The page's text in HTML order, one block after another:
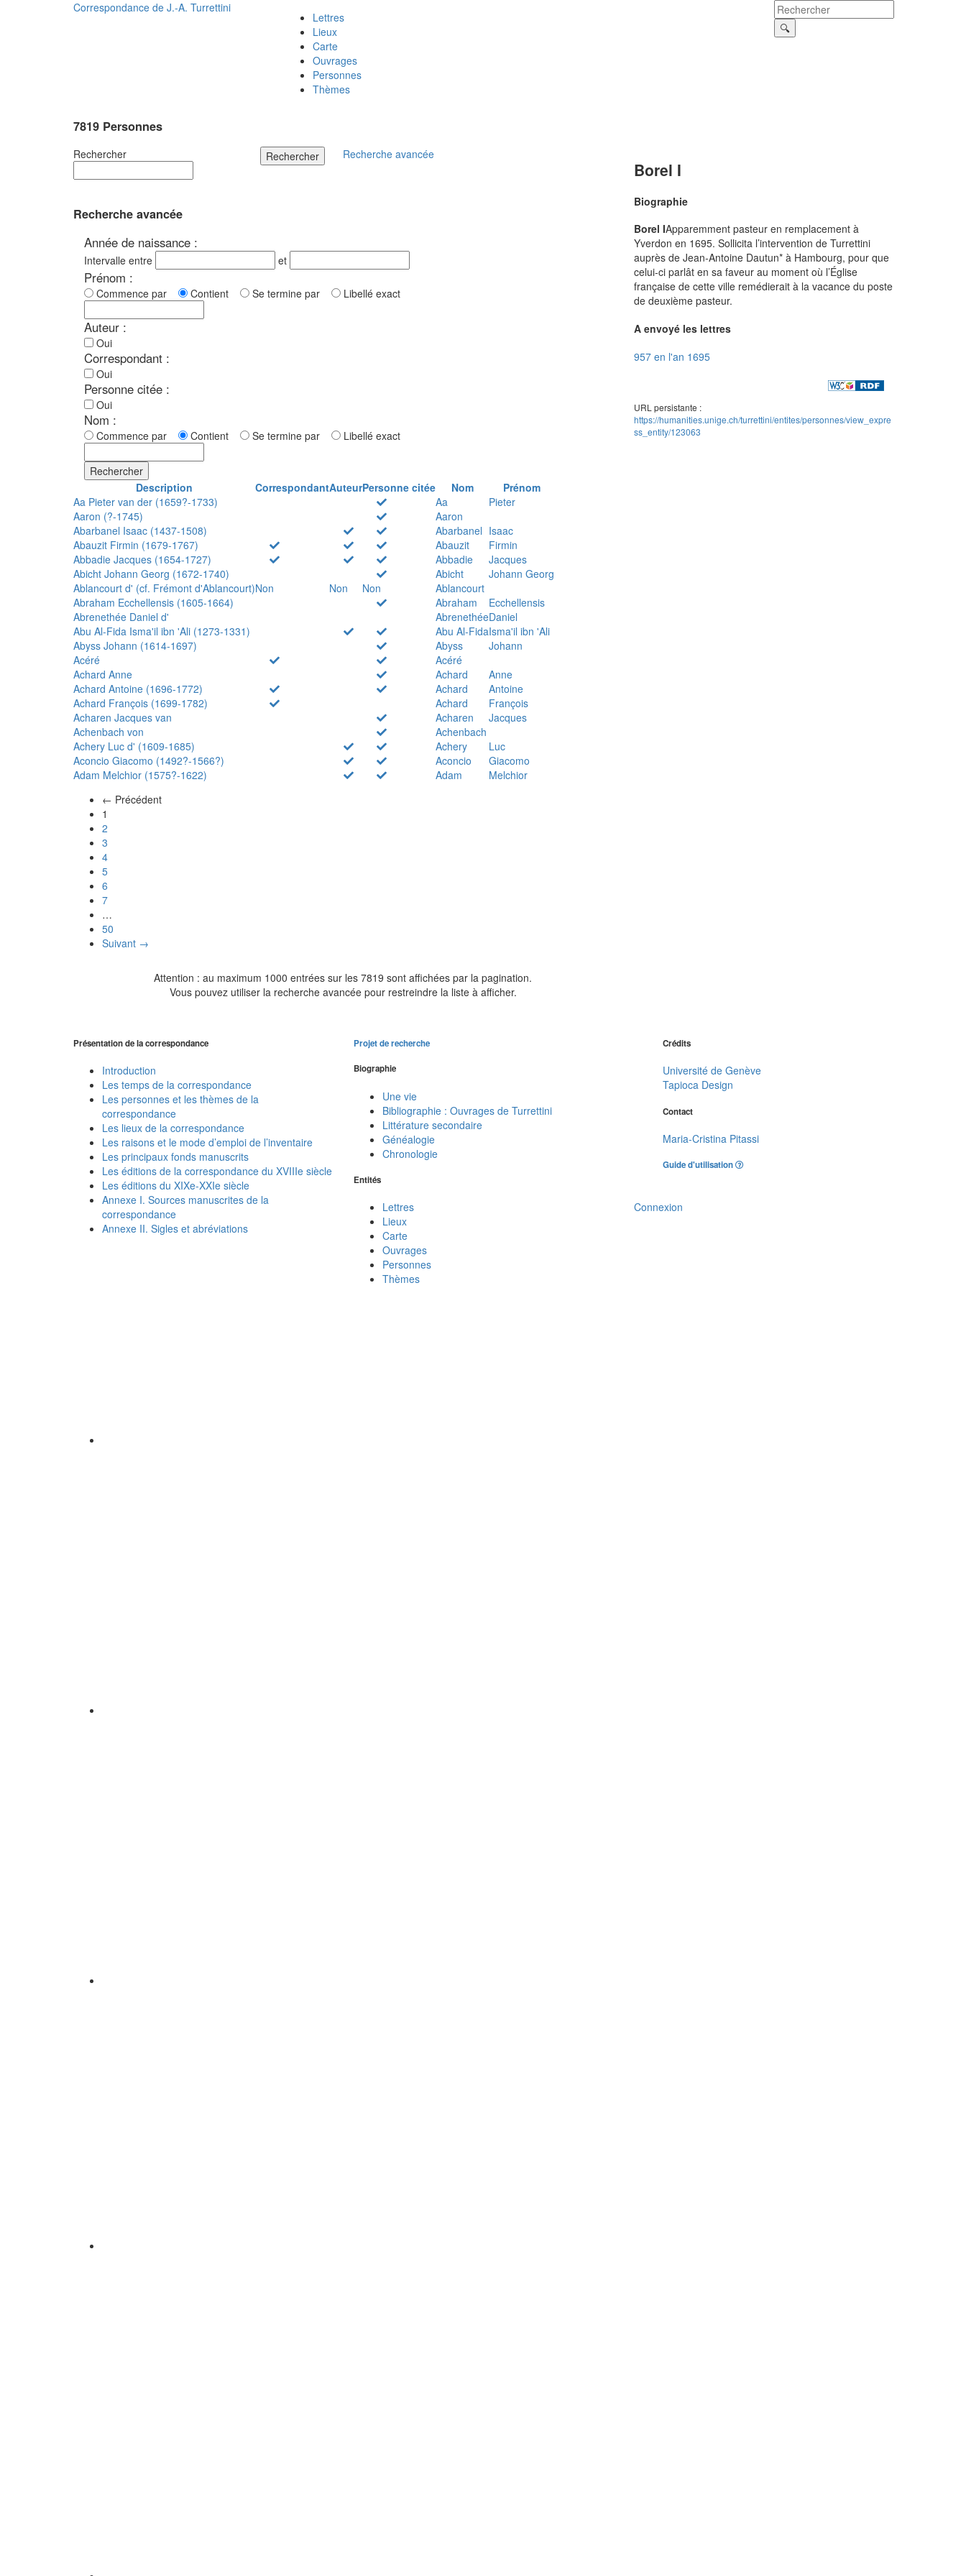
Correspondance de J.-A. Turrettini
Lettres
Lieux
Carte
Ouvrages
Personnes
Thèmes
7819 Personnes
Rechercher Rechercher Recherche avancée
Recherche avancée
Année de naissance :
Intervalle entre et
Prénom :
Commence par Contient Se termine par Libellé exact
Auteur :
Oui
Correspondant :
Oui
Personne citée :
Oui
Nom :
Commence par Contient Se termine par Libellé exact
Rechercher
Description
CorrespondantAuteurPersonne citée Nom
Prénom
Aa Pieter van der (1659?-1733)
Aa
Pieter
Aaron (?-1745)
Aaron
Abarbanel Isaac (1437-1508)
Abarbanel Isaac
Abauzit Firmin (1679-1767)
Abauzit
Firmin
Abbadie Jacques (1654-1727)
Abbadie
Jacques
Abicht Johann Georg (1672-1740)
Abicht
Johann Georg
Ablancourt d' (cf. Frémont d'Ablancourt)Non Non Non
Ablancourt
Abraham Ecchellensis (1605-1664)
Abraham
Ecchellensis
Abrenethée Daniel d'
AbrenethéeDaniel
Abu Al-Fida Isma'il ibn 'Ali (1273-1331)
Abu Al-FidaIsma'il ibn 'Ali
Abyss Johann (1614-1697)
Abyss
Johann
Acéré
Acéré
Achard Anne
Achard
Anne
Achard Antoine (1696-1772)
Achard
Antoine
Achard François (1699-1782)
Achard
François
Acharen Jacques van
Acharen
Jacques
Achenbach von
Achenbach
Achery Luc d' (1609-1685)
Achery
Luc
Aconcio Giacomo (1492?-1566?)
Aconcio
Giacomo
Adam Melchior (1575?-1622)
Adam
Melchior
← Précédent
1
2
3
4
5
6
7
…
50
Suivant →
Attention : au maximum 1000 entrées sur les 7819 sont affichées par la pagination.
Vous pouvez utiliser la recherche avancée pour restreindre la liste à afficher.
Borel I
Biographie
Borel IApparemment pasteur en remplacement à
Yverdon en 1695. Sollicita l’intervention de Turrettini
auprès de Jean-Antoine Dautun* à Hambourg, pour que
celui-ci parlât en sa faveur au moment où l’Église
française de cette ville remédierait à la vacance du poste
de deuxième pasteur.
A envoyé les lettres
957 en l'an 1695
URL persistante :
https://humanities.unige.ch/turrettini/entites/personnes/view_expre
ss_entity/123063
Présentation de la correspondance
Introduction
Les temps de la correspondance
Les personnes et les thèmes de la
correspondance
Les lieux de la correspondance
Les raisons et le mode d’emploi de l’inventaire
Les principaux fonds manuscrits
Les éditions de la correspondance du XVIIIe siècle
Les éditions du XIXe-XXIe siècle
Annexe I. Sources manuscrites de la
correspondance
Annexe II. Sigles et abréviations
Projet de recherche
Biographie
Une vie
Bibliographie : Ouvrages de Turrettini
Littérature secondaire
Généalogie
Chronologie
Entités
Lettres
Lieux
Carte
Ouvrages
Personnes
Thèmes
Crédits
Université de Genève
Tapioca Design
Contact
Maria-Cristina Pitassi
Guide d'utilisation
Connexion